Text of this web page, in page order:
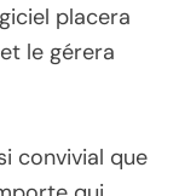
placera
le gérera
convivial que